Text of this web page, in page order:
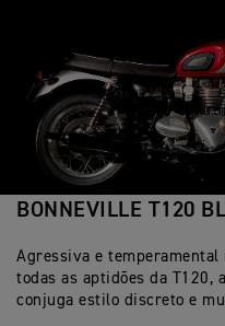
BONNEVILLE T120
Agressiva e temperamental
todas as aptidões da T120,
conjuga estilo discreto e